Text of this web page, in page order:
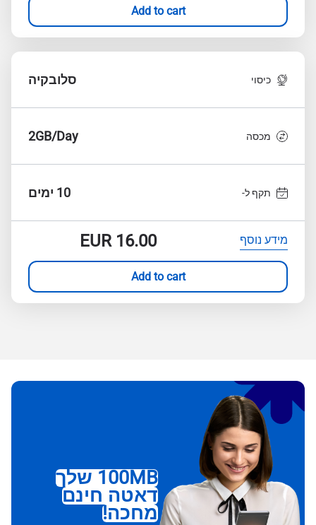
Add to cart
כיסוי סלובקיה
מכסה 2GB/Day
תקף ל- 10 ימים
מידע נוסף EUR16.00
Add to cart
100MB שלך
דאטה חינם
מחכה!